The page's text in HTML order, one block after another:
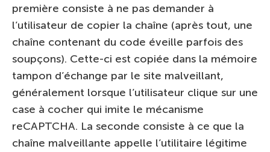
première consiste à ne pas demander à
l’utilisateur de copier la chaîne (après tout, une
chaîne contenant du code éveille parfois des
soupçons). Cette-ci est copiée dans la mémoire
tampon d’échange par le site malveillant,
généralement lorsque l’utilisateur clique sur une
case à cocher qui imite le mécanisme
reCAPTCHA. La seconde consiste à ce que la
chaîne malveillante appelle l’utilitaire légitime